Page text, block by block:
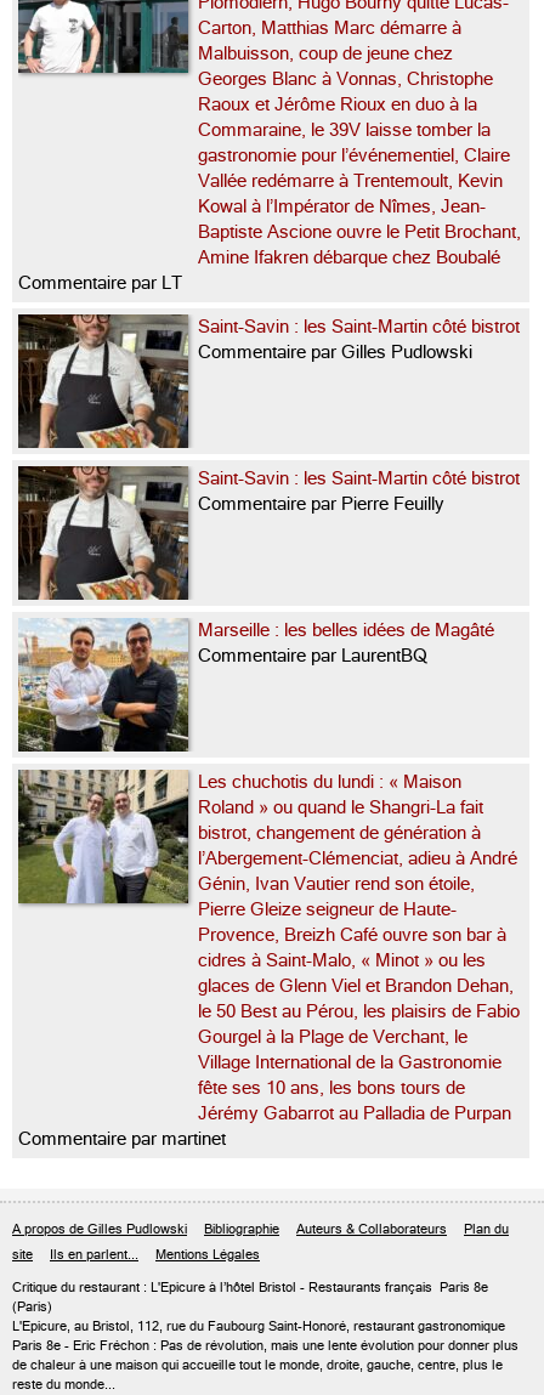
Carton, Matthias Marc démarre à
Malbuisson, coup de jeune chez
Georges Blanc à Vonnas, Christophe
Raoux et Jérôme Rioux en duo à la
Commaraine, le 39V laisse tomber la
gastronomie pour l’événementiel, Claire
Vallée redémarre à Trentemoult, Kevin
Kowal à l’Impérator de Nîmes, Jean-
Baptiste Ascione ouvre le Petit Brochant,
Amine Ifakren débarque chez Boubalé
Commentaire par LT
Saint-Savin : les Saint-Martin côté bistrot
Commentaire par Gilles Pudlowski
Saint-Savin : les Saint-Martin côté bistrot
Commentaire par Pierre Feuilly
Marseille : les belles idées de Magâté
Commentaire par LaurentBQ
Les chuchotis du lundi : « Maison
Roland » ou quand le Shangri-La fait
bistrot, changement de génération à
l’Abergement-Clémenciat, adieu à André
Génin, Ivan Vautier rend son étoile,
Pierre Gleize seigneur de Haute-
Provence, Breizh Café ouvre son bar à
cidres à Saint-Malo, « Minot » ou les
glaces de Glenn Viel et Brandon Dehan,
le 50 Best au Pérou, les plaisirs de Fabio
Gourgel à la Plage de Verchant, le
Village International de la Gastronomie
fête ses 10 ans, les bons tours de
Jérémy Gabarrot au Palladia de Purpan
Commentaire par martinet
A propos de Gilles Pudlowski Bibliographie Auteurs & Collaborateurs
Plan du
site
Ils en parlent... Mentions Légales
Critique du restaurant : L'Epicure à l’hôtel Bristol - Restaurants français
Paris 8e
(Paris)
L'Epicure, au Bristol, 112, rue du Faubourg Saint-Honoré, restaurant gastronomique
Paris 8e - Eric Fréchon : Pas de révolution, mais une lente évolution pour donner plus
de chaleur à une maison qui accueille tout le monde, droite, gauche, centre, plus le
reste du monde...